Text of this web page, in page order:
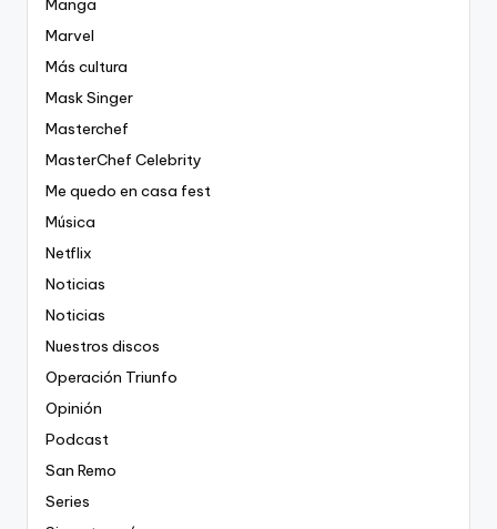
Manga
Marvel
Más cultura
Mask Singer
Masterchef
MasterChef Celebrity
Me quedo en casa fest
Música
Netflix
Noticias
Noticias
Nuestros discos
Operación Triunfo
Opinión
Podcast
San Remo
Series